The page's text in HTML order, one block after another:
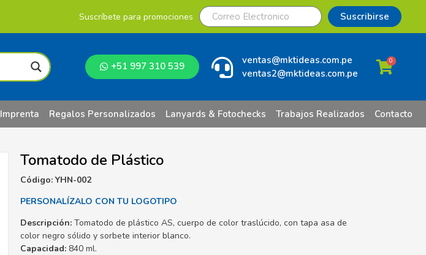
Suscríbete para promociones Suscribirse
+51 997 310 539
ventas@mktideas.com.pe
ventas2@mktideas.com.pe
0
Imprenta Regalos Personalizados Lanyards & Fotochecks Trabajos Realizados Contacto
Tomatodo de Plástico
Código: YHN-002
PERSONALÍZALO CON TU LOGOTIPO
Descripción: Tomatodo de plástico AS, cuerpo de color traslúcido, con tapa asa de
color negro sólido y sorbete interior blanco.
Capacidad: 840 ml.